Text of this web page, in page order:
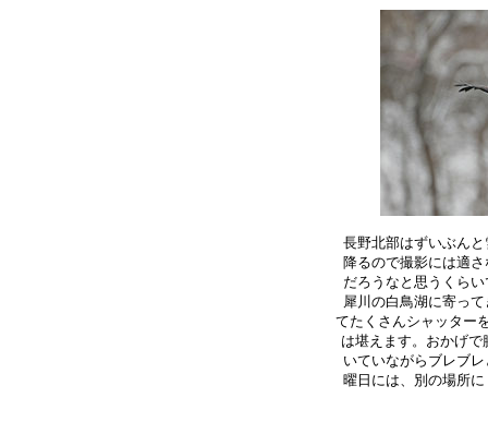
長野北部はずいぶん
降るので撮影には適
だろうなと思うくら
犀川の白鳥湖に寄っ
てたくさんシャッター
は堪えます。おかげ
いていながらブレブ